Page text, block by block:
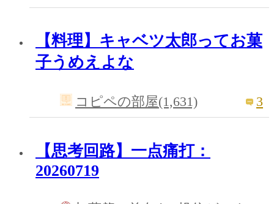
【料理】キャベツ太郎ってお菓
子うめえよな
コピペの部屋(1,631) 3
【思考回路】一点痛打：
20260719